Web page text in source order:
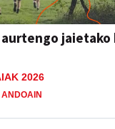
2026
ANDOAIN